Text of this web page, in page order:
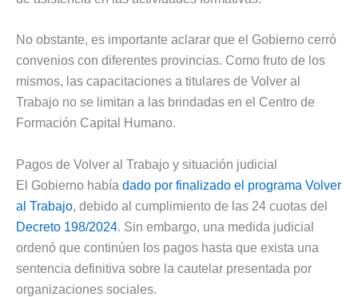
No obstante, es importante aclarar que el Gobierno cerró
convenios con diferentes provincias. Como fruto de los
mismos, las capacitaciones a titulares de Volver al
Trabajo no se limitan a las brindadas en el Centro de
Formación Capital Humano.
Pagos de Volver al Trabajo y situación judicial
El Gobierno había dado por finalizado el programa Volver
al Trabajo, debido al cumplimiento de las 24 cuotas del
Decreto 198/2024. Sin embargo, una medida judicial
ordenó que continúen los pagos hasta que exista una
sentencia definitiva sobre la cautelar presentada por
organizaciones sociales.